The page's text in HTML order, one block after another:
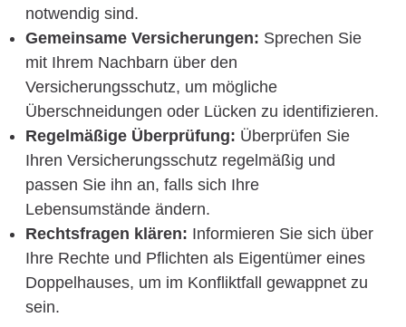
notwendig sind.
Gemeinsame Versicherungen: Sprechen Sie
mit Ihrem Nachbarn über den
Versicherungsschutz, um mögliche
Überschneidungen oder Lücken zu identifizieren.
Regelmäßige Überprüfung: Überprüfen Sie
Ihren Versicherungsschutz regelmäßig und
passen Sie ihn an, falls sich Ihre
Lebensumstände ändern.
Rechtsfragen klären: Informieren Sie sich über
Ihre Rechte und Pflichten als Eigentümer eines
Doppelhauses, um im Konfliktfall gewappnet zu
sein.